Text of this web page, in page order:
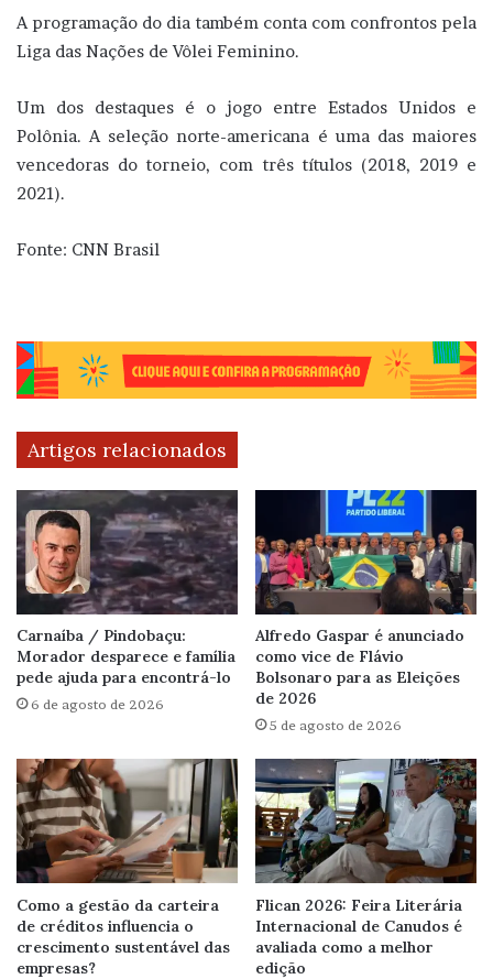
A programação do dia também conta com confrontos pela
Liga das Nações de Vôlei Feminino.
Um dos destaques é o jogo entre Estados Unidos e
Polônia. A seleção norte-americana é uma das maiores
vencedoras do torneio, com três títulos (2018, 2019 e
2021).
Fonte: CNN Brasil
Artigos relacionados
Carnaíba / Pindobaçu:
Morador desparece e família
pede ajuda para encontrá-lo
6 de agosto de 2026
Alfredo Gaspar é anunciado
como vice de Flávio
Bolsonaro para as Eleições
de 2026
5 de agosto de 2026
Como a gestão da carteira
de créditos influencia o
crescimento sustentável das
empresas?
Flican 2026: Feira Literária
Internacional de Canudos é
avaliada como a melhor
edição